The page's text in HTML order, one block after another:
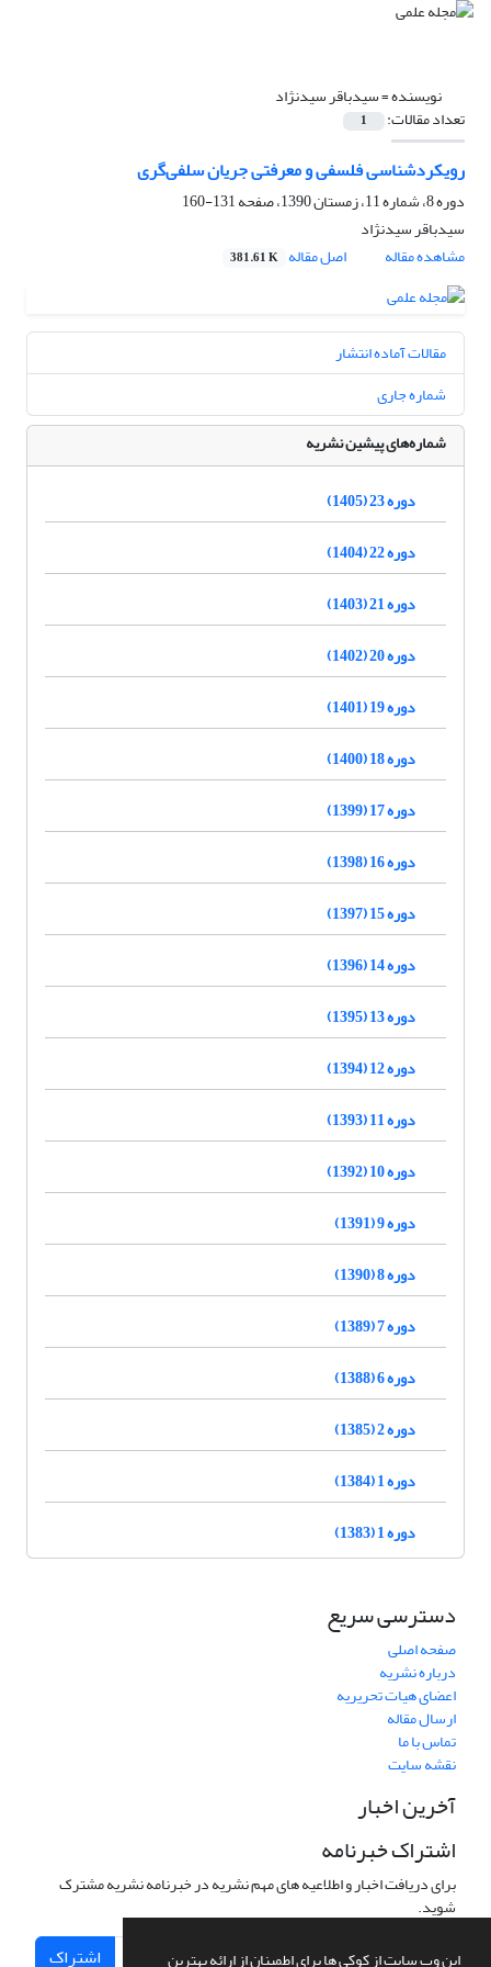
این وب سایت از کوکی ها برای اطمینان از ارائه بهترین
نویسنده =سیدباقر سیدنژاد
تعداد مقالات: 1
رویکردشناسی فلسفی و معرفتی جریان سلفی‌گری
دوره 8، شماره 11، زمستان 1390، صفحه
131-160
سیدباقر سیدنژاد
مشاهده مقاله
اصل مقاله 381.61 K
مقالات آماده انتشار
شماره جاری
شماره‌های پیشین نشریه
دوره 23 (1405)
دوره 22 (1404)
دوره 21 (1403)
دوره 20 (1402)
دوره 19 (1401)
دوره 18 (1400)
دوره 17 (1399)
دوره 16 (1398)
دوره 15 (1397)
دوره 14 (1396)
دوره 13 (1395)
دوره 12 (1394)
دوره 11 (1393)
دوره 10 (1392)
دوره 9 (1391)
دوره 8 (1390)
دوره 7 (1389)
دوره 6 (1388)
دوره 2 (1385)
دوره 1 (1384)
دوره 1 (1383)
دسترسی سریع
صفحه اصلی
درباره نشریه
اعضای هیات تحریریه
ارسال مقاله
تماس با ما
نقشه سایت
آخرین اخبار
اشتراک خبرنامه
برای دریافت اخبار و اطلاعیه های مهم نشریه در خبرنامه نشریه مشترک
شوید.
اشتراک